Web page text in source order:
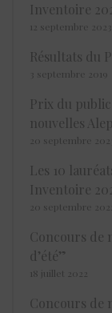
Inventoire
12 septembre 2023
Résultats du
3 septembre 2019
Prix du
nouvelles
20 septembre
Les 10
Inventoire
20 septembre
Concours de
d’été”
18 juillet 2022
Concours de